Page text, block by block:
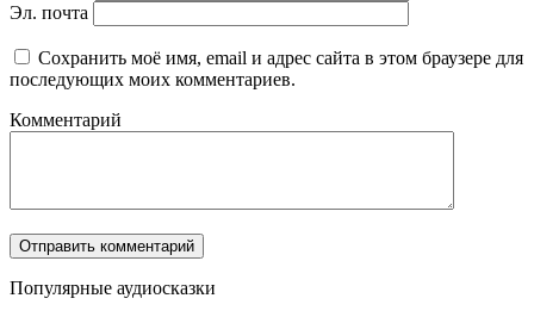
Эл. почта
Сохранить моё имя, email и адрес сайта в этом браузере для
последующих моих комментариев.
Комментарий
Популярные аудиосказки